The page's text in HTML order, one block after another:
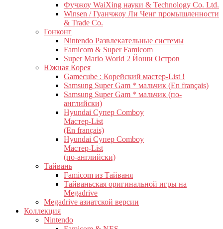
Фучжоу WaiXing науки & Technology Co. Ltd.
Winsen / Гуанчжоу Ли Ченг промышленности
& Trade Co.
Гонконг
Nintendo Развлекательные системы
Famicom & Super Famicom
Super Mario World 2 Йоши Остров
Южная Корея
Gamecube : Корейский мастер-List !
Samsung Super Gam * мальчик (En français)
Samsung Super Gam * мальчик (по-
английски)
Hyundai Супер Comboy
Мастер-List
(En français)
Hyundai Супер Comboy
Мастер-List
(по-английски)
Тайвань
Famicom из Тайваня
Тайваньская оригинальной игры на
Megadrive
Megadrive азиатской версии
Коллекция
Nintendo